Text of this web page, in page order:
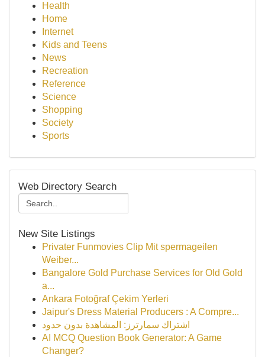
Health
Home
Internet
Kids and Teens
News
Recreation
Reference
Science
Shopping
Society
Sports
Web Directory Search
New Site Listings
Privater Funmovies Clip Mit spermageilen
Weiber...
Bangalore Gold Purchase Services for Old Gold
a...
Ankara Fotoğraf Çekim Yerleri
Jaipur's Dress Material Producers : A Compre...
اشتراك سمارترز: المشاهدة بدون حدود
AI MCQ Question Book Generator: A Game
Changer?